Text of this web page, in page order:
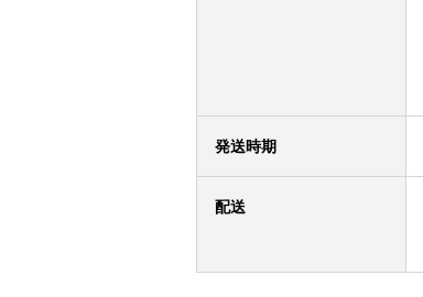
発送時期
配送